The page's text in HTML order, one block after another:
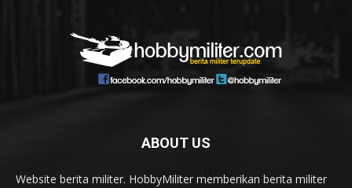
ABOUT US
Website berita militer. HobbyMiliter memberikan berita militer